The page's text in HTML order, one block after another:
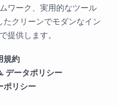
ワーク、実用的なツール
クリーンでモダンなイン
提供します。
規約
データポリシー
ポリシー